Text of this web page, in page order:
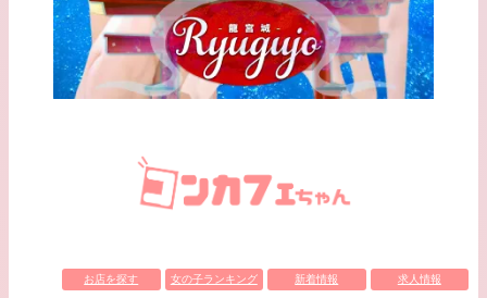
お店を探す 女の子ランキング 新着情報 求人情報